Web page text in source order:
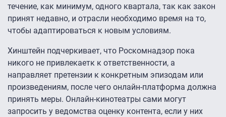
течение, как минимум, одного квартала, так как закон
принят недавно, и отрасли необходимо время на то,
чтобы адаптироваться к новым условиям.
Хинштейн подчеркивает, что Роскомнадзор пока
никого не привлекаетк к ответственности, а
направляет претензии к конкретным эпизодам или
произведениям, после чего онлайн-платформа должна
принять меры. Онлайн-кинотеатры сами могут
запросить у ведомства оценку контента, если у них